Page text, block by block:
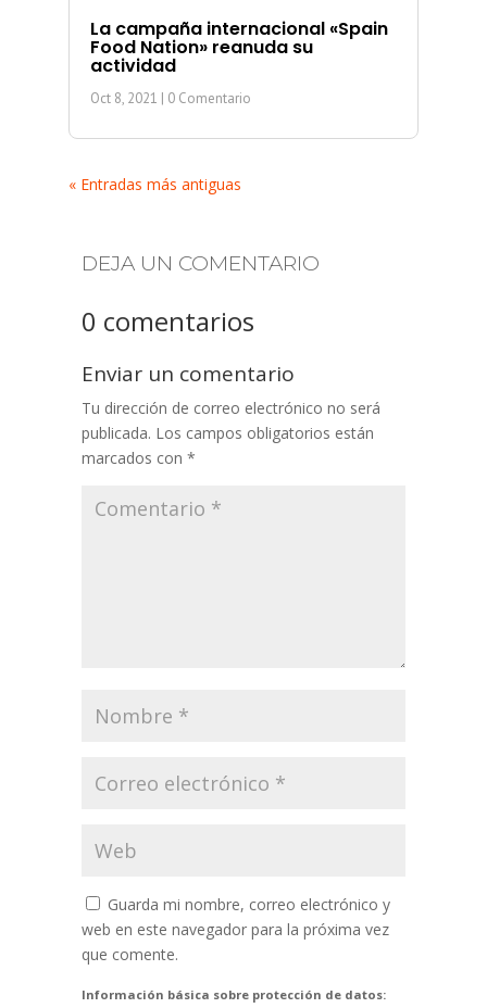
La campaña internacional «Spain
Food Nation» reanuda su
actividad
Oct 8, 2021 | 0 Comentario
« Entradas más antiguas
DEJA UN COMENTARIO
0 comentarios
Enviar un comentario
Tu dirección de correo electrónico no será
publicada. Los campos obligatorios están
marcados con *
Guarda mi nombre, correo electrónico y
web en este navegador para la próxima vez
que comente.
Información básica sobre protección de datos: